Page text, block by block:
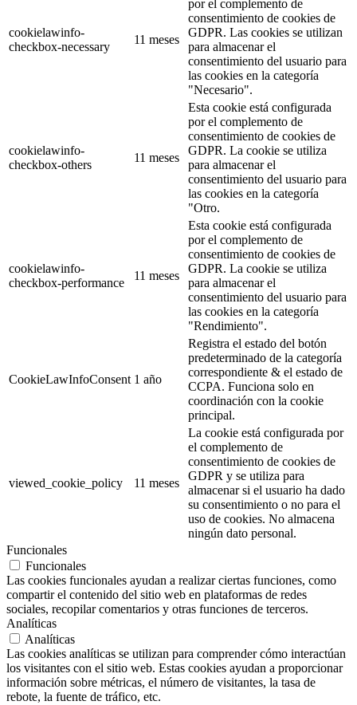
cookielawinfo-
checkbox-necessary
11 meses
por el complemento de
consentimiento de cookies de
GDPR. Las cookies se utilizan
para almacenar el
consentimiento del usuario para
las cookies en la categoría
"Necesario".
cookielawinfo-
checkbox-others
11 meses
Esta cookie está configurada
por el complemento de
consentimiento de cookies de
GDPR. La cookie se utiliza
para almacenar el
consentimiento del usuario para
las cookies en la categoría
"Otro.
cookielawinfo-
checkbox-performance
11 meses
Esta cookie está configurada
por el complemento de
consentimiento de cookies de
GDPR. La cookie se utiliza
para almacenar el
consentimiento del usuario para
las cookies en la categoría
"Rendimiento".
CookieLawInfoConsent 1 año
Registra el estado del botón
predeterminado de la categoría
correspondiente & el estado de
CCPA. Funciona solo en
coordinación con la cookie
principal.
viewed_cookie_policy 11 meses
La cookie está configurada por
el complemento de
consentimiento de cookies de
GDPR y se utiliza para
almacenar si el usuario ha dado
su consentimiento o no para el
uso de cookies. No almacena
ningún dato personal.
Funcionales
Funcionales
Las cookies funcionales ayudan a realizar ciertas funciones, como
compartir el contenido del sitio web en plataformas de redes
sociales, recopilar comentarios y otras funciones de terceros.
Analíticas
Analíticas
Las cookies analíticas se utilizan para comprender cómo interactúan
los visitantes con el sitio web. Estas cookies ayudan a proporcionar
información sobre métricas, el número de visitantes, la tasa de
rebote, la fuente de tráfico, etc.